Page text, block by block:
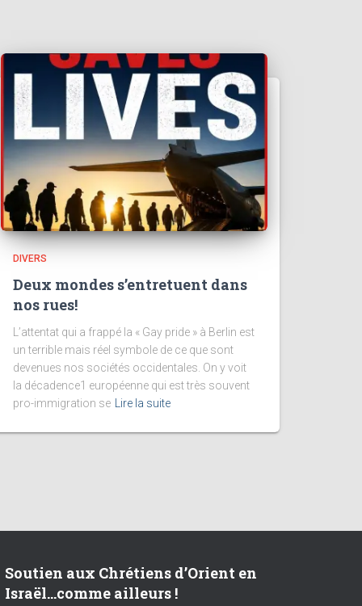
DIVERS
Deux mondes s’entretuent dans
nos rues!
L’attentat qui a frappé la « Gay pride » à Berlin est
un terrible mais réel symbole de ce que sont
devenues nos sociétés occidentales. On y voit
la décadence1 européenne qui est très souvent
pro-immigration se
Lire la suite
Soutien aux Chrétiens d’Orient en
Israël…comme ailleurs !